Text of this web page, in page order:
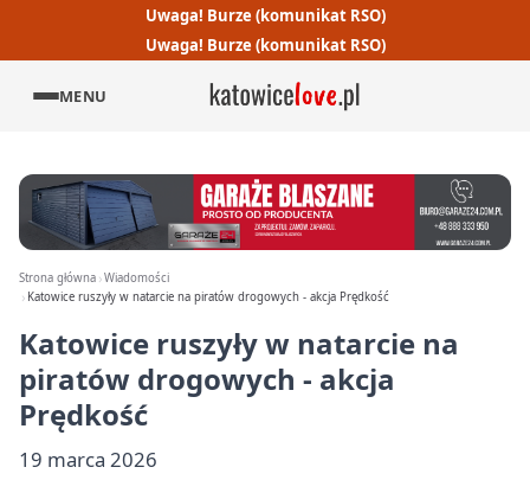
Uwaga! Burze (komunikat RSO)
Uwaga! Burze (komunikat RSO)
MENU
Strona główna Wiadomości
Katowice ruszyły w natarcie na piratów drogowych - akcja Prędkość
Katowice ruszyły w natarcie na
piratów drogowych - akcja
Prędkość
19 marca 2026